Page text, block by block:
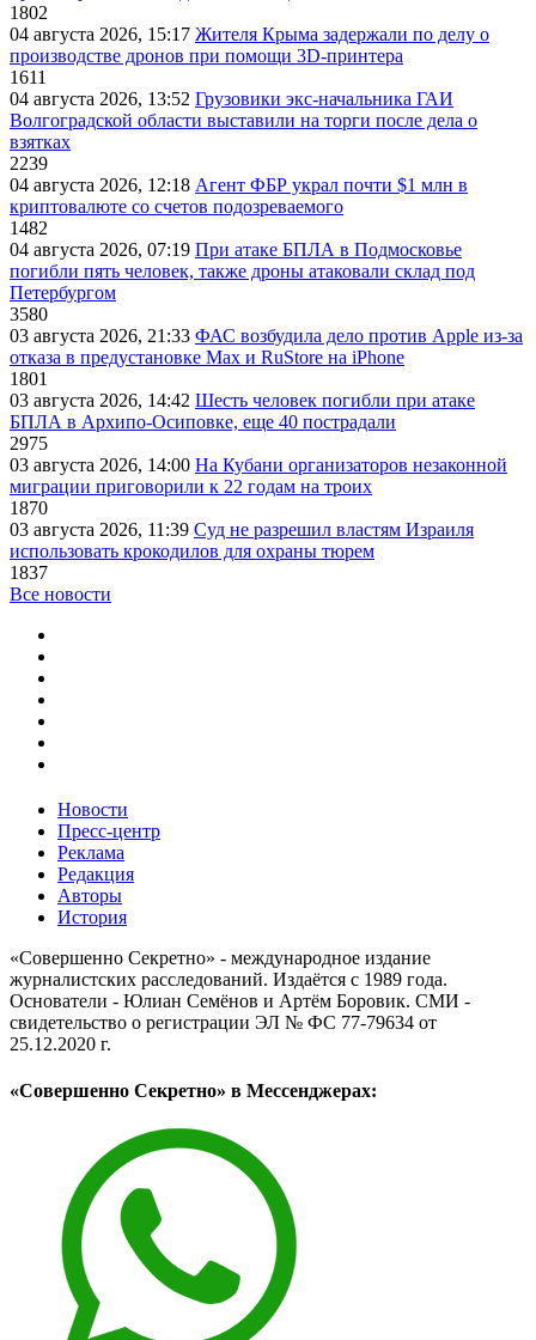
1802
04 августа 2026, 15:17 Жителя Крыма задержали по делу о
производстве дронов при помощи 3D‑принтера
1611
04 августа 2026, 13:52 Грузовики экс-начальника ГАИ
Волгоградской области выставили на торги после дела о
взятках
2239
04 августа 2026, 12:18 Агент ФБР украл почти $1 млн в
криптовалюте со счетов подозреваемого
1482
04 августа 2026, 07:19 При атаке БПЛА в Подмосковье
погибли пять человек, также дроны атаковали склад под
Петербургом
3580
03 августа 2026, 21:33 ФАС возбудила дело против Apple из-за
отказа в предустановке Max и RuStore на iPhone
1801
03 августа 2026, 14:42 Шесть человек погибли при атаке
БПЛА в Архипо-Осиповке, еще 40 пострадали
2975
03 августа 2026, 14:00 На Кубани организаторов незаконной
миграции приговорили к 22 годам на троих
1870
03 августа 2026, 11:39 Суд не разрешил властям Израиля
использовать крокодилов для охраны тюрем
1837
Все новости
Новости
Пресс-центр
Реклама
Редакция
Авторы
История
«Совершенно Секретно» - международное издание
журналистских расследований. Издаётся с 1989 года.
Основатели - Юлиан Семёнов и Артём Боровик. CМИ -
свидетельство о регистрации ЭЛ № ФС 77-79634 от
25.12.2020 г.
«Совершенно Секретно» в Мессенджерах: